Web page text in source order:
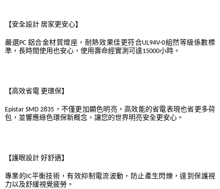
【安全設計 居家更安心】
嚴選PC 鋁合金材質燈座，耐熱效果佳更符合UL94V-0組然等級係數標
準，長時間使用也安心，使用壽命經實測可達15000小時。
【高效省電 更環保】
Epistar SMD 2835，不僅更加顯色明亮，高效能的省電表現也省更多荷
包，並響應綠色環保新概念，讓您的世界明亮安全更安心。
【護眼設計 好舒適】
專業的IC平衡技術，有效抑制電流波動，防止產生閃爍，達到保護視
力以及舒緩視覺疲勞。